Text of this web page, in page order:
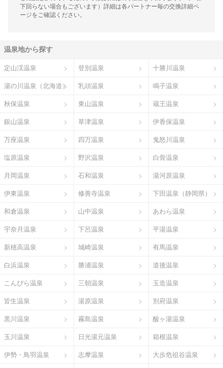
下回らない場合もございます）詳細は各パートナー毎の交換詳細ペ
ージをご確認ください。
温泉地から探す
定山渓温泉 登別温泉 十勝川温泉
湯の川温泉（北海道） 乳頭温泉 鳴子温泉
秋保温泉 東山温泉 蔵王温泉
銀山温泉 草津温泉 伊香保温泉
万座温泉 四万温泉 鬼怒川温泉
塩原温泉 野沢温泉 白骨温泉
月岡温泉 石和温泉 湯河原温泉
伊東温泉 修善寺温泉 下田温泉（静岡県）
和倉温泉 山中温泉 あわら温泉
宇奈月温泉 下呂温泉 平湯温泉
新穂高温泉 城崎温泉 有馬温泉
白浜温泉 勝浦温泉 道後温泉
こんぴら温泉 三朝温泉 玉造温泉
皆生温泉 湯原温泉 別府温泉
黒川温泉 霧島温泉 酸ヶ湯温泉
玉川温泉 日光湯元温泉 箱根温泉
伊勢・鳥羽温泉 志摩温泉 大歩危祖谷温泉